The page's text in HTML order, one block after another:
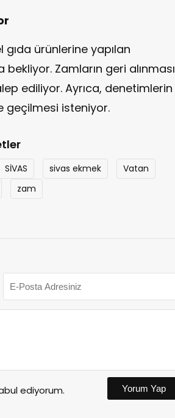
ürünlerine yapılan
Zamların geri alınması
ediliyor. Ayrıca, denetimlerin
geçilmesi isteniyor.
SİVAS sivas ekmek
Vatan
zam
ediyorum. Yorum Yap